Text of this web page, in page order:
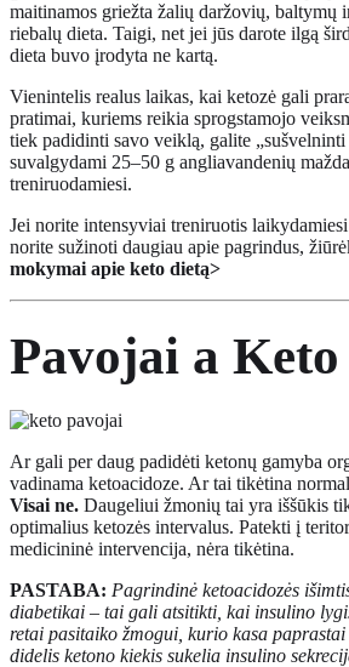
maitinamos griežta žalių daržovių, baltymų
riebalų dieta. Taigi, net jei jūs darote ilgą
dieta buvo įrodyta ne kartą.
Vienintelis realus laikas, kai ketozė gali
pratimai, kuriems reikia sprogstamojo
tiek padidinti savo veiklą, galite
suvalgydami 25–50 g angliavandenių
treniruodamiesi.
Jei norite intensyviai treniruotis
norite sužinoti daugiau apie pagrindus,
mokymai apie keto dietą>
Pavojai a
Ar gali per daug padidėti ketonų gamyba
vadinama ketoacidoze. Ar tai tikėtina
Visai ne. Daugeliui žmonių tai yra iššūkis
optimalius ketozės intervalus. Patekti į
medicininė intervencija, nėra tikėtina.
PASTABA: Pagrindinė ketoacidozės
diabetikai – tai gali atsitikti, kai insulino
retai pasitaiko žmogui, kurio kasa
didelis ketono kiekis sukelia insulino